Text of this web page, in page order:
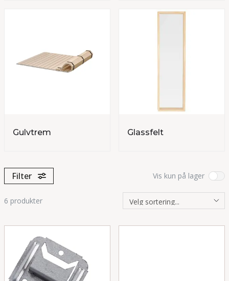
Gulvtrem Glassfelt
Filter Vis kun på lager
6 produkter